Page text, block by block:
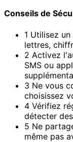
Conseils de
1 Utilisez
lettres,
2 Activez
SMS ou
3 Ne vous
choisissez
4 Vérifiez
détecter
5 Ne
même pas